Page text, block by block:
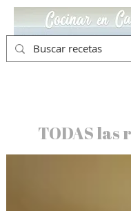
TODAS las